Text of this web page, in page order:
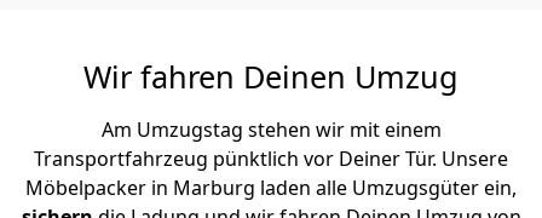
Wir fahren Deinen Umzug
Am Umzugstag stehen wir mit einem
Transportfahrzeug pünktlich vor Deiner Tür. Unsere
Möbelpacker in Marburg laden alle Umzugsgüter ein,